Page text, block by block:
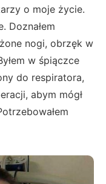
o moje życie.
Doznałem
nogi, obrzęk w
w śpiączce
do respiratora,
abym mógł